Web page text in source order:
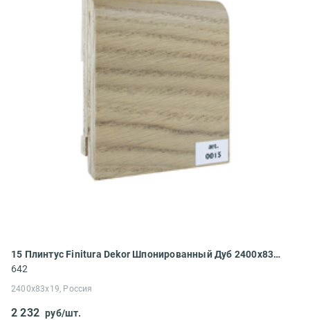
15 Плинтус Finitura Dekor Шпонированный Дуб 2400x83x19
642
2400x83x19, Россия
2 232 руб/шт.